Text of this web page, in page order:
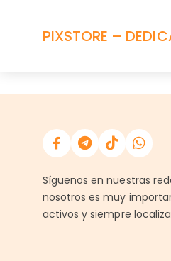
PIXSTORE –
Síguenos en nuestras
nosotros es muy
activos y siempre